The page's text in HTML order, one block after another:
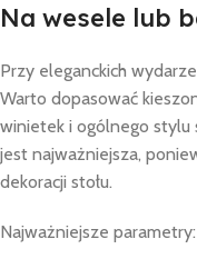
Na wesele lub
Przy eleganckich
Warto dopasować
winietek i ogólnego stylu
jest najważniejsza,
dekoracji stołu.
Najważniejsze parametry: